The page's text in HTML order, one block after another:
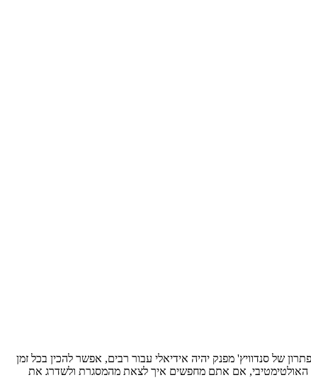
של סנדוויץ' מפנק יהיה אידיאלי עבור רבים, אפשר להכין בכל זמן
האולטימטיבי, אם אתם מחפשים איך לצאת מהמסגרת ולשדרג את